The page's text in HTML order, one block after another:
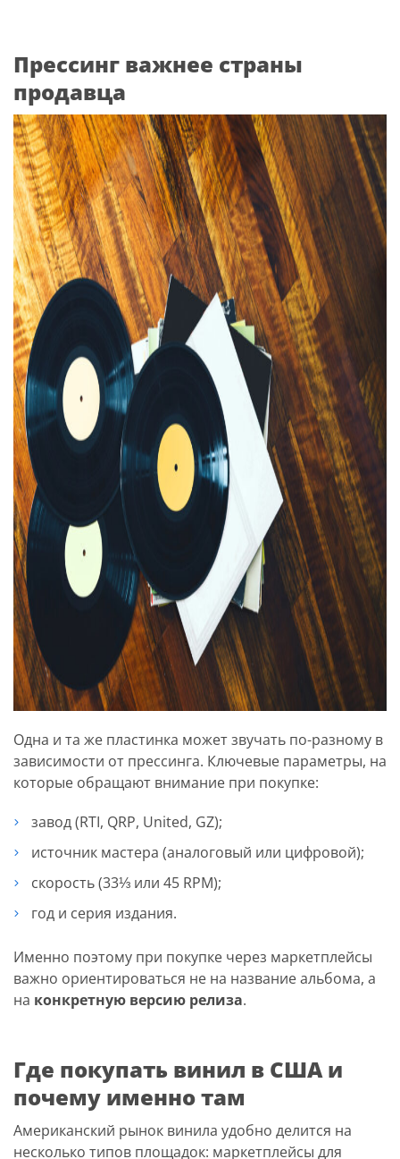
Прессинг важнее страны
продавца
Одна и та же пластинка может звучать по-разному в
зависимости от прессинга. Ключевые параметры, на
которые обращают внимание при покупке:
завод (RTI, QRP, United, GZ);
источник мастера (аналоговый или цифровой);
скорость (33⅓ или 45 RPM);
год и серия издания.
Именно поэтому при покупке через маркетплейсы
важно ориентироваться не на название альбома, а
на конкретную версию релиза.
Где покупать винил в США и
почему именно там
Американский рынок винила удобно делится на
несколько типов площадок: маркетплейсы для